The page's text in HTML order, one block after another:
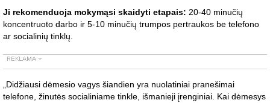
Ji rekomenduoja mokymąsi skaidyti etapais: 20-40 minučių
koncentruoto darbo ir 5-10 minučių trumpos pertraukos be telefono
ar socialinių tinklų.
„Didžiausi dėmesio vagys šiandien yra nuolatiniai pranešimai
telefone, žinutės socialiniame tinkle, išmanieji įrenginiai. Kai dėmesys